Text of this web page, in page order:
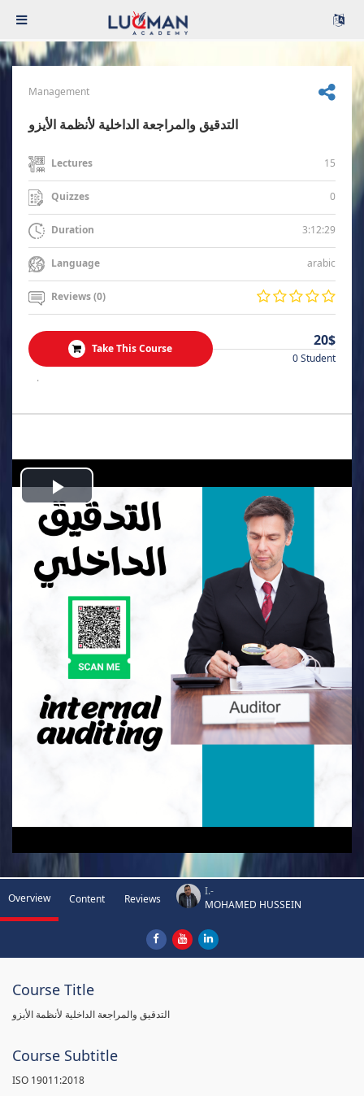
Management
التدقيق والمراجعة الداخلية لأنظمة الأيزو
Lectures 15
Quizzes 0
Duration 3:12:29
Language arabic
Reviews (0)
Take This Course 20$
0 Student
.
Play
Video
Overview Content Reviews
I.-
MOHAMED HUSSEIN
Course Title
التدقيق والمراجعة الداخلية لأنظمة الأيزو
Course Subtitle
ISO 19011:2018